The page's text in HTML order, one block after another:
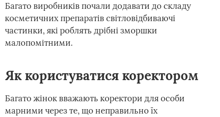
Багато виробників почали додавати до складу
косметичних препаратів світловідбиваючі
частинки, які роблять дрібні зморшки
малопомітними.
Як користуватися коректором
Багато жінок вважають коректори для особи
марними через те, що неправильно їх